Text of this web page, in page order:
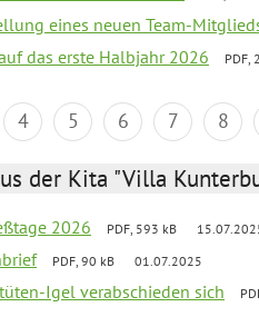
eines neuen Team-
das erste Halbjahr 2026 PDF,
4 5 6 7 8
der Kita "Villa
2026 PDF, 593 kB
PDF, 90 kB 01.07.2025
Igel verabschieden sich